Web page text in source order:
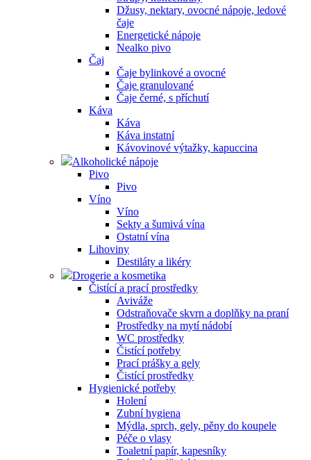
Džusy, nektary, ovocné nápoje, ledové
čaje
Energetické nápoje
Nealko pivo
Čaj
Čaje bylinkové a ovocné
Čaje granulované
Čaje černé, s příchutí
Káva
Káva
Káva instatní
Kávovinové výtažky, kapuccina
Alkoholické nápoje
Pivo
Pivo
Víno
Víno
Sekty a šumivá vína
Ostatní vína
Lihoviny
Destiláty a likéry
Drogerie a kosmetika
Čistící a prací prostředky
Aviváže
Odstraňovače skvrn a doplňky na praní
Prostředky na mytí nádobí
WC prostředky
Čistící potřeby
Prací prášky a gely
Čistící prostředky
Hygienické potřeby
Holení
Zubní hygiena
Mýdla, sprch, gely, pěny do koupele
Péče o vlasy
Toaletní papír, kapesníky